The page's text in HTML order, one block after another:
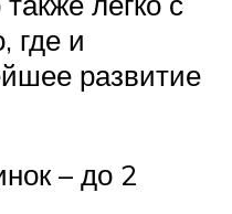
где и
развитие
– до 2